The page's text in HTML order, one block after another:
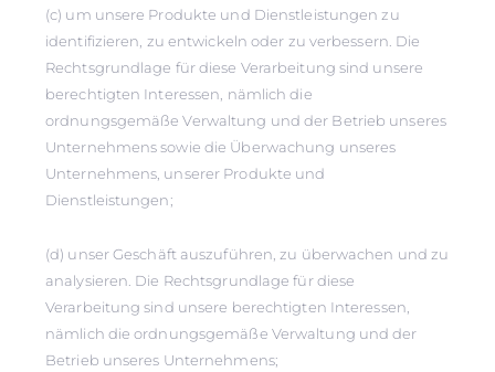
(c) um unsere Produkte und Dienstleistungen zu
identifizieren, zu entwickeln oder zu verbessern. Die
Rechtsgrundlage für diese Verarbeitung sind unsere
berechtigten Interessen, nämlich die
ordnungsgemäße Verwaltung und der Betrieb unseres
Unternehmens sowie die Überwachung unseres
Unternehmens, unserer Produkte und
Dienstleistungen;
(d) unser Geschäft auszuführen, zu überwachen und zu
analysieren. Die Rechtsgrundlage für diese
Verarbeitung sind unsere berechtigten Interessen,
nämlich die ordnungsgemäße Verwaltung und der
Betrieb unseres Unternehmens;